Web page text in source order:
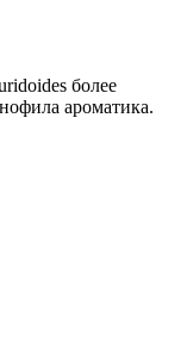
более
ароматика.